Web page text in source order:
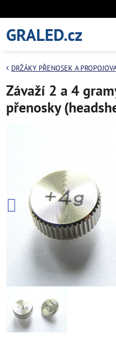
GRALED.cz
DRŽÁKY PŘENOSEK A
Závaží 2 a 4
přenosky